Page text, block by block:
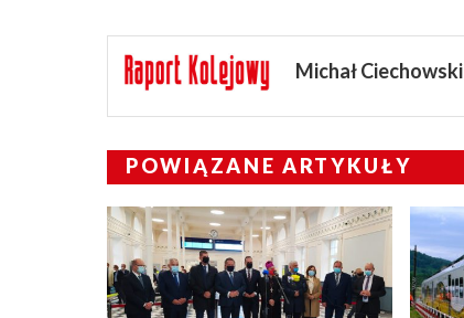
Michał Ciechowski
POWIĄZANE ARTYKUŁY